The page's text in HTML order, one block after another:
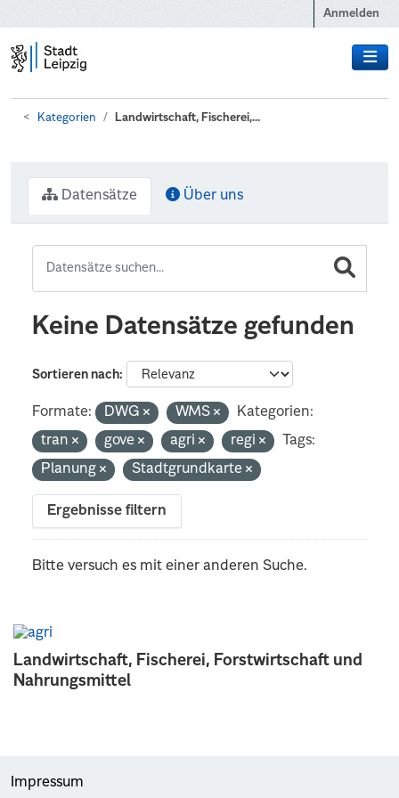
Anmelden
Kategorien Landwirtschaft, Fischerei,...
Landwirtschaft, Fischerei, Forstwirtschaft und
Nahrungsmittel
Datensätze Über uns
Keine Datensätze gefunden
Sortieren nach
Formate: DWG WMS
Kategorien:
tran
gove agri regi
Tags:
Planung
Stadtgrundkarte
Ergebnisse filtern
Bitte versuch es mit einer anderen Suche.
Impressum